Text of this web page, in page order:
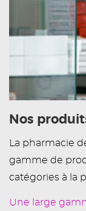
Nos
La pharmacie
gamme de
catégories à la
Une large